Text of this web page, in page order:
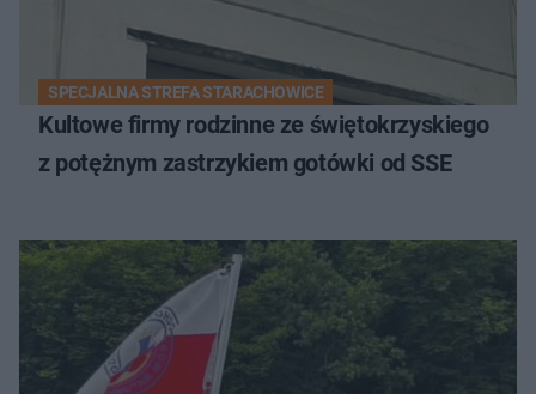
SPECJALNA STREFA STARACHOWICE
Kultowe firmy rodzinne ze świętokrzyskiego
z potężnym zastrzykiem gotówki od SSE